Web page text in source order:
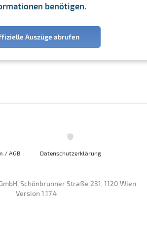
benötigen.
Auszüge abrufen
/ AGB Datenschutzerklärung
Schönbrunner Straße 231, 1120 Wien
Version 1.17.4